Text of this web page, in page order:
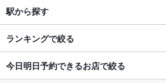
駅から探す
ランキングで絞る
今日明日予約できるお店で絞る